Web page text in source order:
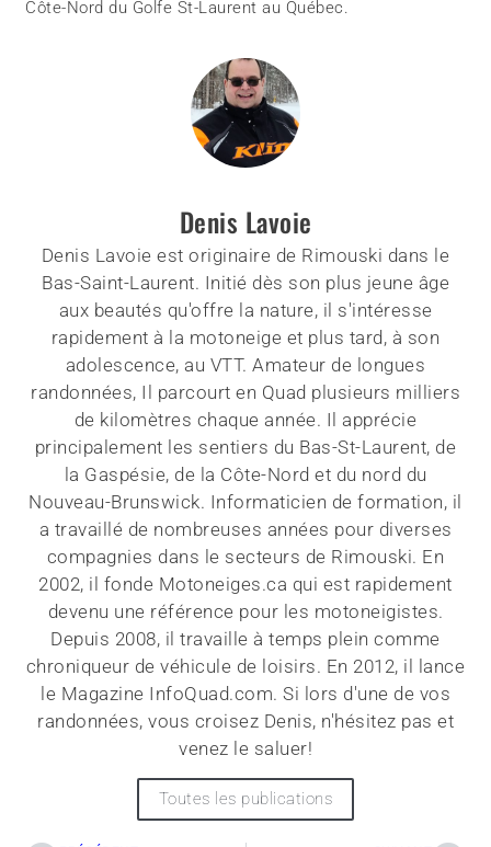
Côte-Nord du Golfe St-Laurent au Québec.
Denis Lavoie
Denis Lavoie est originaire de Rimouski dans le
Bas-Saint-Laurent. Initié dès son plus jeune âge
aux beautés qu'offre la nature, il s'intéresse
rapidement à la motoneige et plus tard, à son
adolescence, au VTT. Amateur de longues
randonnées, Il parcourt en Quad plusieurs milliers
de kilomètres chaque année. Il apprécie
principalement les sentiers du Bas-St-Laurent, de
la Gaspésie, de la Côte-Nord et du nord du
Nouveau-Brunswick. Informaticien de formation, il
a travaillé de nombreuses années pour diverses
compagnies dans le secteurs de Rimouski. En
2002, il fonde Motoneiges.ca qui est rapidement
devenu une référence pour les motoneigistes.
Depuis 2008, il travaille à temps plein comme
chroniqueur de véhicule de loisirs. En 2012, il lance
le Magazine InfoQuad.com. Si lors d'une de vos
randonnées, vous croisez Denis, n'hésitez pas et
venez le saluer!
Toutes les publications